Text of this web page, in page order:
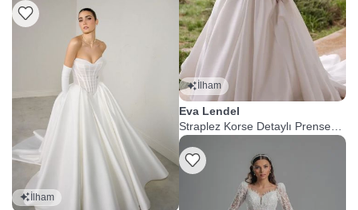
İlham
İlham
Eva Lendel
Straplez Korse Detaylı Prenses
Gelinlik